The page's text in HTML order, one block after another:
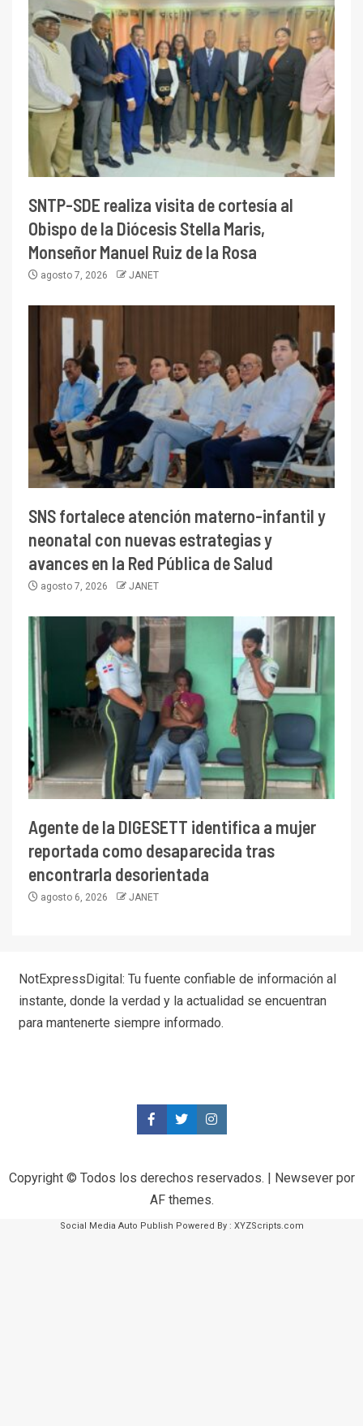
SNTP-SDE realiza visita de cortesía al
Obispo de la Diócesis Stella Maris,
Monseñor Manuel Ruiz de la Rosa
agosto 7, 2026 JANET
SNS fortalece atención materno-infantil y
neonatal con nuevas estrategias y
avances en la Red Pública de Salud
agosto 7, 2026 JANET
Agente de la DIGESETT identifica a mujer
reportada como desaparecida tras
encontrarla desorientada
agosto 6, 2026 JANET
NotExpressDigital: Tu fuente confiable de información al
instante, donde la verdad y la actualidad se encuentran
para mantenerte siempre informado.
Copyright © Todos los derechos reservados. | Newseverpor
AF themes.
Social Media Auto Publish Powered By : XYZScripts.com